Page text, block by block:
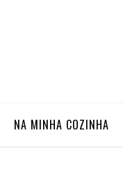
NA MINHA COZINHA